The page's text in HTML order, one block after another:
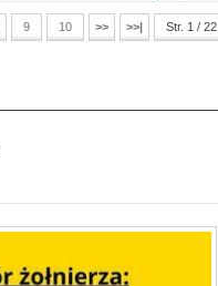
9 10 >> >>| Str. 1 / 22